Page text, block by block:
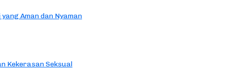
Aman dan Nyaman
Kekerasan Seksual